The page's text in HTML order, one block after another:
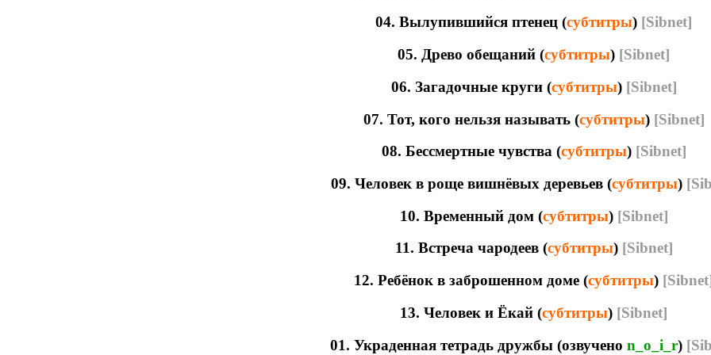
04. Вылупившийся птенец (субтитры) [Sibnet]
05. Древо обещаний (субтитры) [Sibnet]
06. Загадочные круги (субтитры) [Sibnet]
07. Тот, кого нельзя называть (субтитры) [Sibnet]
08. Бессмертные чувства (субтитры) [Sibnet]
09. Человек в роще вишнёвых деревьев (субтитры)
10. Временный дом (субтитры) [Sibnet]
11. Встреча чародеев (субтитры) [Sibnet]
12. Ребёнок в заброшенном доме (субтитры)
13. Человек и Ёкай (субтитры) [Sibnet]
01. Украденная тетрадь дружбы (озвучено n_o_i_r)